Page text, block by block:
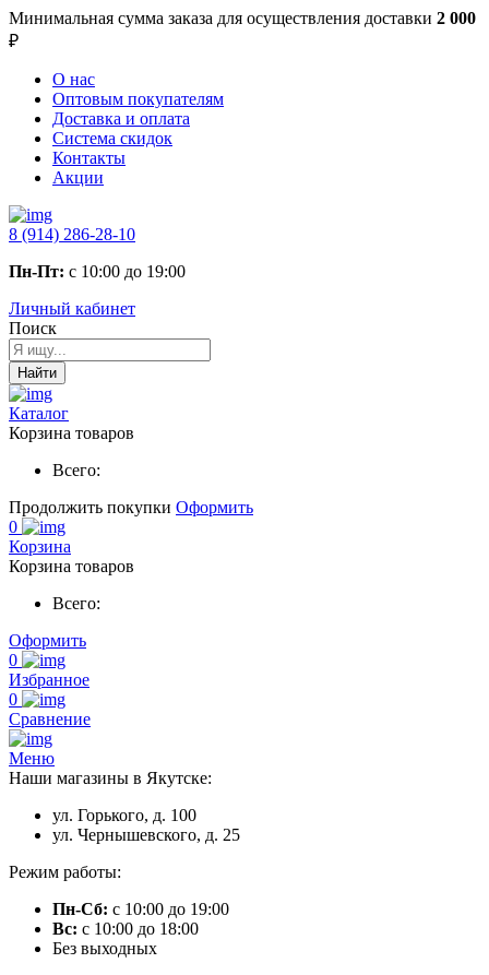
Минимальная сумма заказа для осуществления доставки 2 000
₽
О нас
Оптовым покупателям
Доставка и оплата
Система скидок
Контакты
Акции
8 (914) 286-28-10
Пн-Пт: с 10:00 до 19:00
Личный кабинет
Поиск
Найти
Каталог
Корзина товаров
Всего:
Продолжить покупки Оформить
0
Корзина
Корзина товаров
Всего:
Оформить
0
Избранное
0
Сравнение
Меню
Наши магазины в Якутске:
ул. Горького, д. 100
ул. Чернышевского, д. 25
Режим работы:
Пн-Сб: с 10:00 до 19:00
Вс: с 10:00 до 18:00
Без выходных